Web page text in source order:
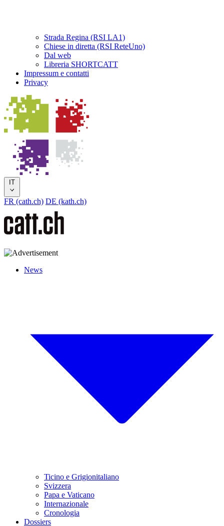
Strada Regina (RSI LA1)
Chiese in diretta (RSI ReteUno)
Dal web
Libreria SHORTCATT
Impressum e contatti
Privacy
IT
FR (cath.ch) DE (kath.ch)
News
Ticino e Grigionitaliano
Svizzera
Papa e Vaticano
Internazionale
Cronologia
Dossiers